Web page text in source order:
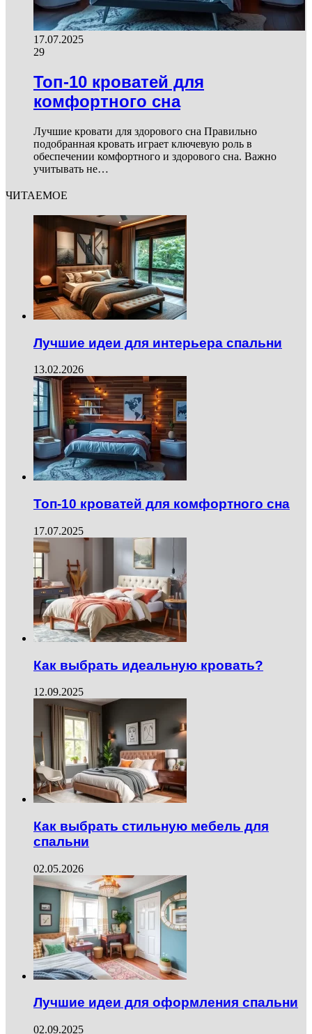
17.07.2025
29
Топ-10 кроватей для
комфортного сна
Лучшие кровати для здорового сна Правильно
подобранная кровать играет ключевую роль в
обеспечении комфортного и здорового сна. Важно
учитывать не…
ЧИТАЕМОЕ
Лучшие идеи для интерьера спальни
13.02.2026
Топ-10 кроватей для комфортного сна
17.07.2025
Как выбрать идеальную кровать?
12.09.2025
Как выбрать стильную мебель для
спальни
02.05.2026
Лучшие идеи для оформления спальни
02.09.2025